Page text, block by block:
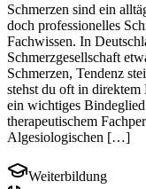
Schmerzen sind ein
doch professionelles
Fachwissen. In
Schmerzgesellschaft
Schmerzen, Tendenz
stehst du oft in
ein wichtiges
therapeutischem
Algesiologischen […]
Weiterbildung